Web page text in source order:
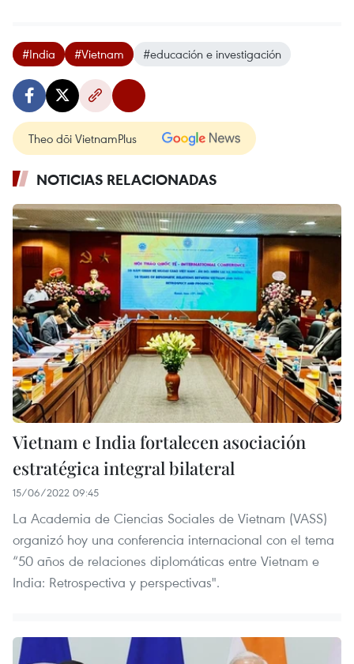
#India #Vietnam #educación e investigación
Theo dõi VietnamPlus
NOTICIAS RELACIONADAS
Vietnam e India fortalecen asociación
estratégica integral bilateral
15/06/2022 09:45
La Academia de Ciencias Sociales de Vietnam (VASS)
organizó hoy una conferencia internacional con el tema
“50 años de relaciones diplomáticas entre Vietnam e
India: Retrospectiva y perspectivas".